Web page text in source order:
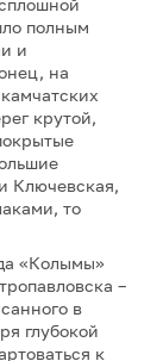
полным
и
на
крутой,
Ключевская,
то
«Колымы»
–
в
глубокой
к